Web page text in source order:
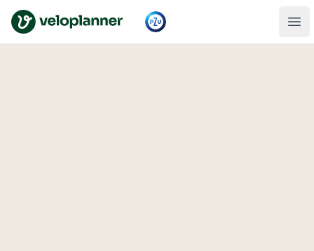
VeloPlanner